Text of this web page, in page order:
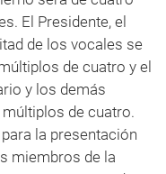
El Presidente, el
de los vocales se
de cuatro y el
y los demás
de cuatro.
la presentación
miembros de la